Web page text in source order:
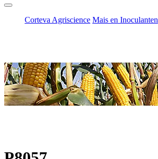
Corteva Agriscience Mais en Inoculanten